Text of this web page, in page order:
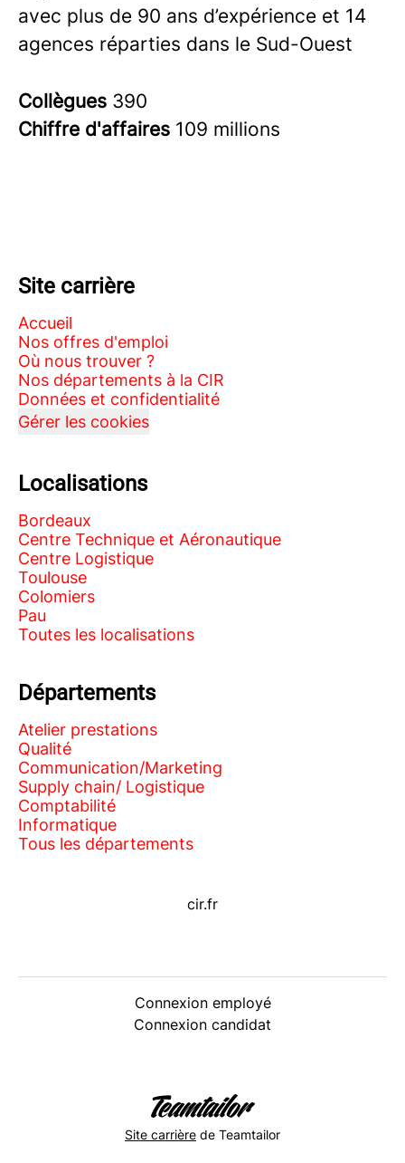
avec plus de 90 ans d’expérience et 14
agences réparties dans le Sud-Ouest
Collègues 390
Chiffre d'affaires 109 millions
Site carrière
Accueil
Nos offres d'emploi
Où nous trouver ?
Nos départements à la CIR
Données et confidentialité
Gérer les cookies
Localisations
Bordeaux
Centre Technique et Aéronautique
Centre Logistique
Toulouse
Colomiers
Pau
Toutes les localisations
Départements
Atelier prestations
Qualité
Communication/Marketing
Supply chain/ Logistique
Comptabilité
Informatique
Tous les départements
cir.fr
Connexion employé
Connexion candidat
Site carrière de Teamtailor